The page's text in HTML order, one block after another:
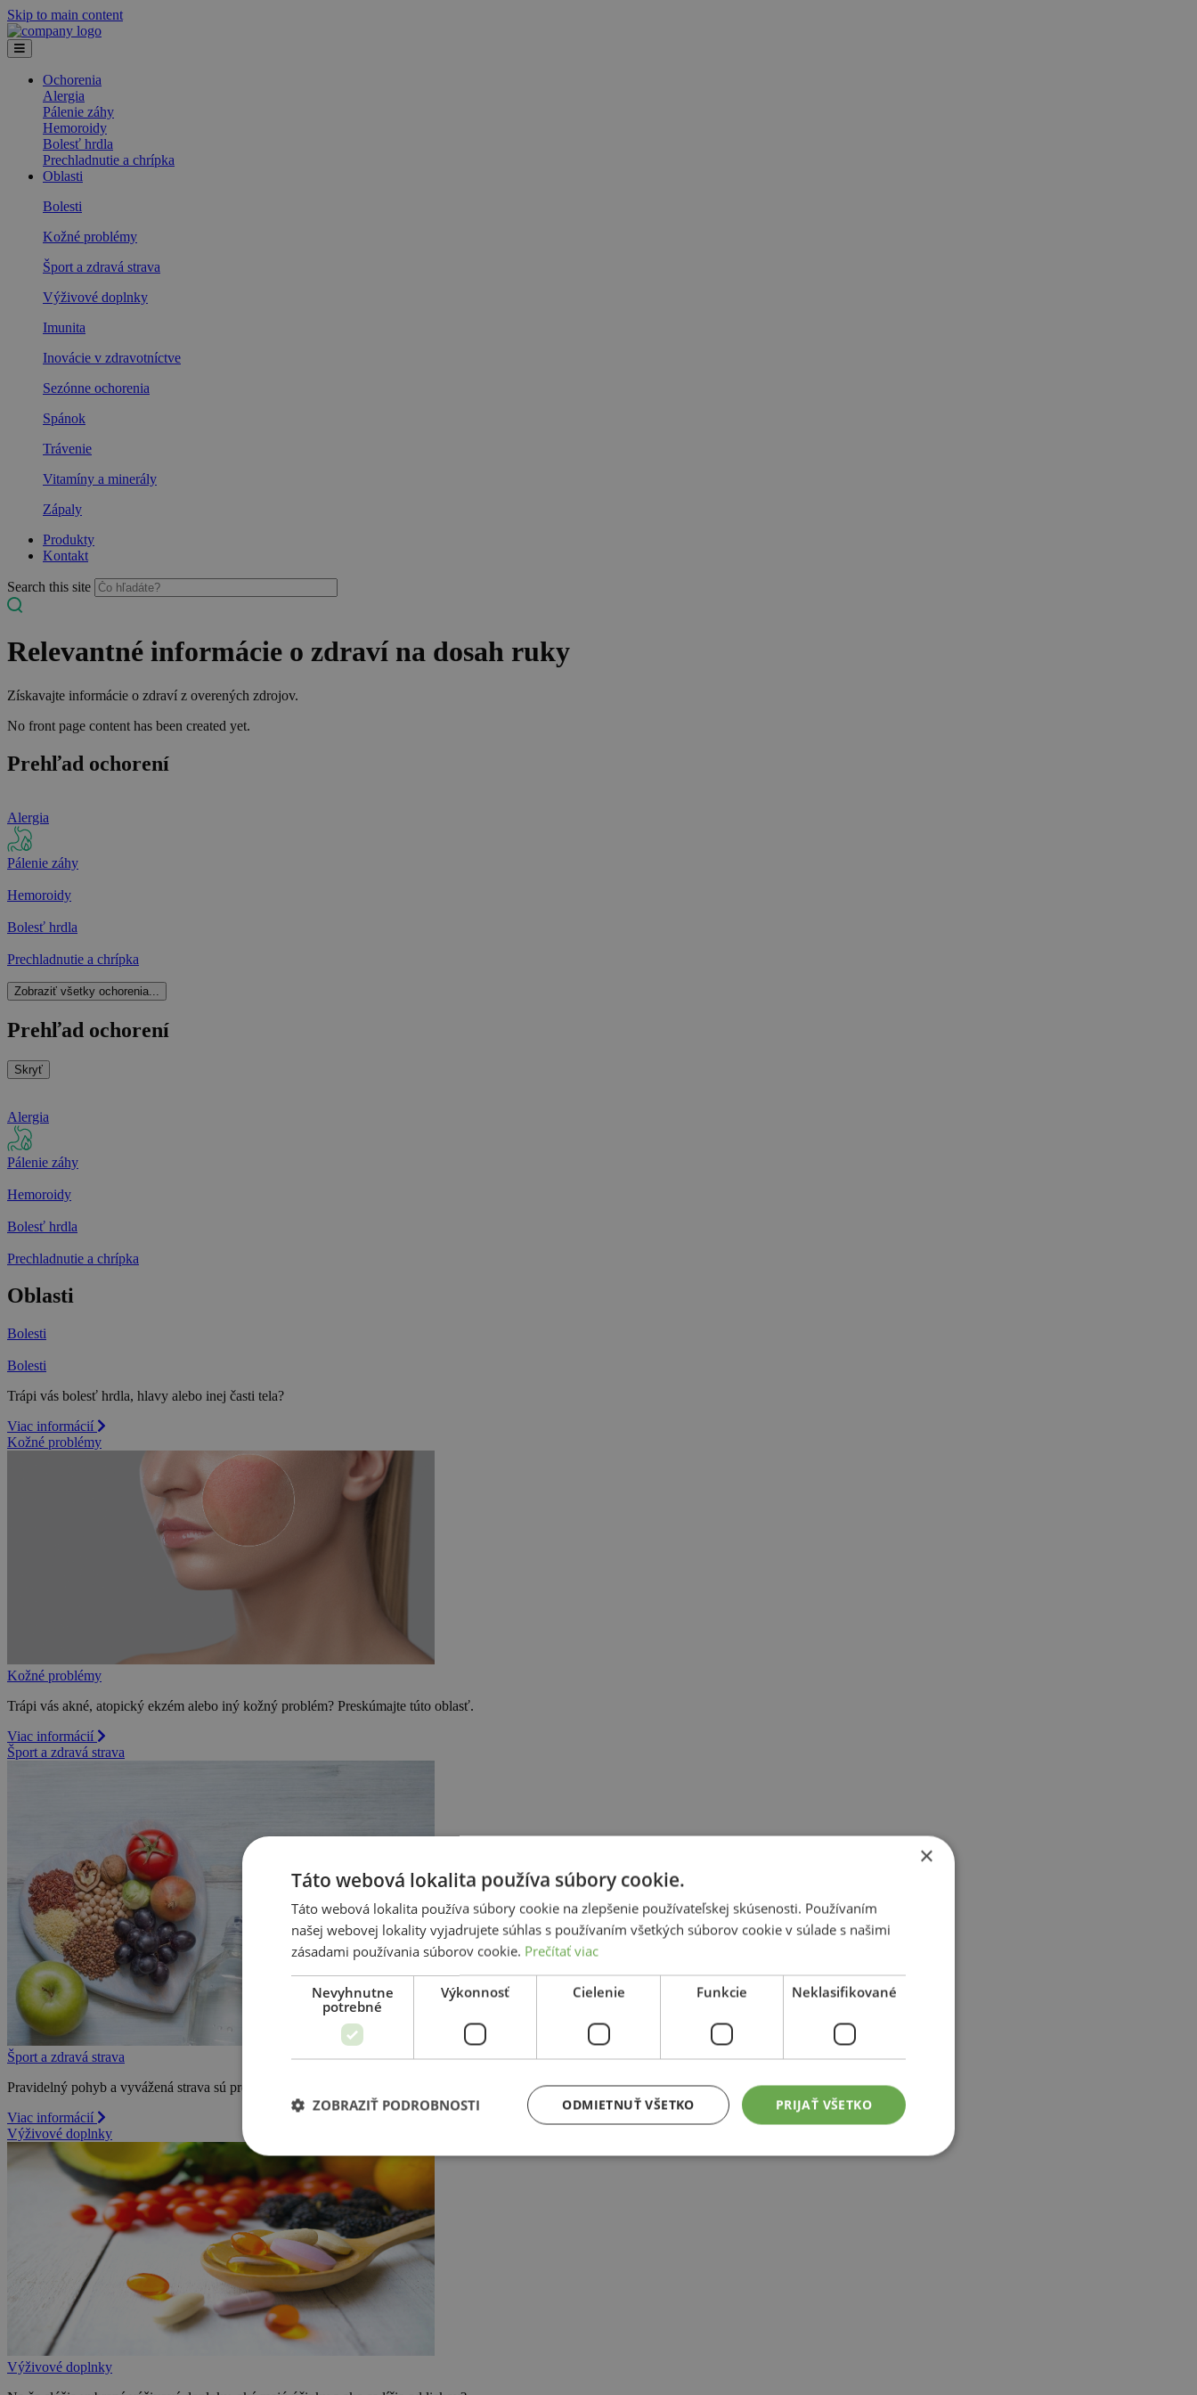
Skip to main content
Ochorenia
Alergia
Pálenie záhy
Hemoroidy
Bolesť hrdla
Prechladnutie a chrípka
Oblasti
Bolesti
Kožné problémy
Šport a zdravá strava
Výživové doplnky
Imunita
Inovácie v zdravotníctve
Sezónne ochorenia
Spánok
Trávenie
Vitamíny a minerály
Zápaly
Produkty
Kontakt
Search this site
Relevantné informácie o zdraví na dosah ruky
Získavajte informácie o zdraví z overených zdrojov.
No front page content has been created yet.
Prehľad ochorení
Alergia
Pálenie záhy
Hemoroidy
Bolesť hrdla
Prechladnutie a chrípka
Zobraziť všetky ochorenia...
Prehľad ochorení
Skryť
Alergia
Pálenie záhy
Hemoroidy
Bolesť hrdla
Prechladnutie a chrípka
Oblasti
Bolesti
Bolesti
Trápi vás bolesť hrdla, hlavy alebo inej časti tela?
Viac informácií
Kožné problémy
Kožné problémy
Trápi vás akné, atopický ekzém alebo iný kožný problém? Preskúmajte túto oblasť.
Viac informácií
Šport a zdravá strava
Šport a zdravá strava
Pravidelný pohyb a vyvážená strava sú prevenciou mnohých ochorení.
Viac informácií
Výživové doplnky
Výživové doplnky
×
Táto webová lokalita používa súbory cookie.
Táto webová lokalita používa súbory cookie na zlepšenie používateľskej skúsenosti. Používaním
našej webovej lokality vyjadrujete súhlas s používaním všetkých súborov cookie v súlade s našimi
zásadami používania súborov cookie. Prečítať viac
Nevyhnutne
potrebné
Výkonnosť Cielenie Funkcie Neklasifikované
PRIJAŤ VŠETKO
ODMIETNUŤ VŠETKO
ZOBRAZIŤ PODROBNOSTI